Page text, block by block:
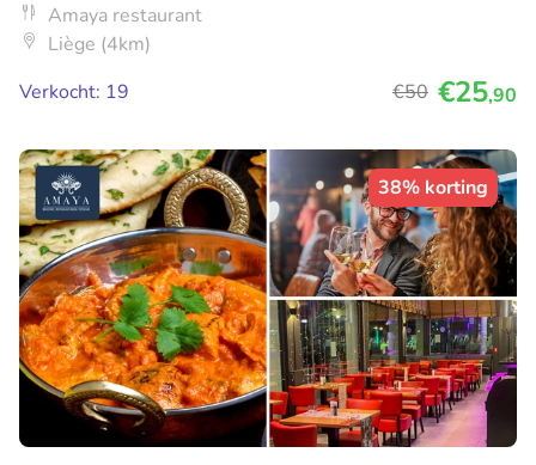
Amaya restaurant
Liège (4km)
Verkocht: 19
€50 €25,90
38% korting